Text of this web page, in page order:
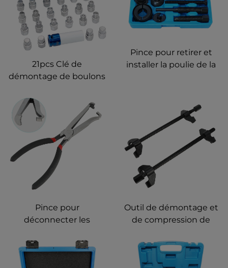
21pcs Clé de
démontage de boulons
universels Ensemble de
clés de boulons
verrouillés de roue pour
BMW
Pince pour retirer et
installer la poulie de la
Pince pour
déconnecter les
électriques de ligne de
carburant automobile
Outil de démontage et
de compression de
automobile
Amortisseurs